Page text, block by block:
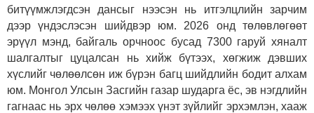
битүүмжлэгдсэн дансыг нээсэн нь итгэлцлийн зарчим
дээр үндэслэсэн шийдвэр юм. 2026 онд төлөвлөгөөт
эрүүл мэнд, байгаль орчноос бусад 7300 гаруй хяналт
шалгалтыг цуцалсан нь хийж бүтээх, хөгжиж дэвших
хүслийг чөлөөлсөн иж бүрэн багц шийдлийн бодит алхам
юм. Монгол Улсын Засгийн газар шударга ёс, эв нэгдлийн
гагнаас нь эрх чөлөө хэмээх үнэт зүйлийг эрхэмлэн, хааж